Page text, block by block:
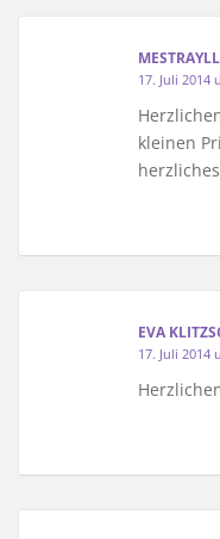
17. Juli 2014
kleinen
EVA
17. Juli 2014